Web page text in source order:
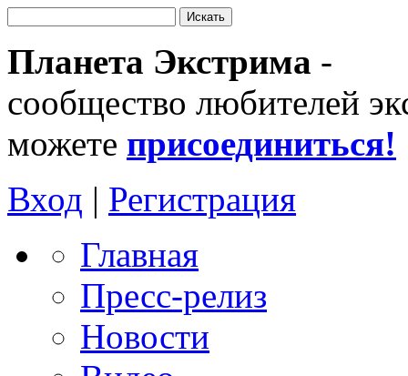
Планета Экстрима -
сообщество любителей
можете присоединиться!
Вход | Регистрация
Главная
Пресс-релиз
Новости